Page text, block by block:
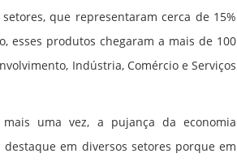
que representaram cerca de 15%
esses produtos chegaram a mais de 100
Indústria, Comércio e Serviços
uma vez, a pujança da economia
em diversos setores porque em